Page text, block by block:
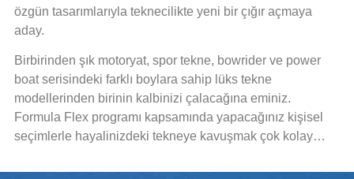
özgün tasarımlarıyla teknecilikte yeni bir çığır açmaya
aday.
Birbirinden şık motoryat, spor tekne, bowrider ve power
boat serisindeki farklı boylara sahip lüks tekne
modellerinden birinin kalbinizi çalacağına eminiz.
Formula Flex programı kapsamında yapacağınız kişisel
seçimlerle hayalinizdeki tekneye kavuşmak çok kolay…